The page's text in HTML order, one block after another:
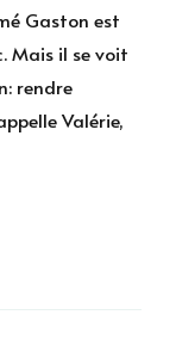
Gaston est
Mais il se voit
rendre
Valérie,